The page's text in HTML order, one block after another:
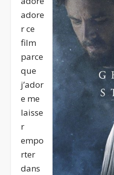
adore
r ce
film
parce
que
j’ador
e me
laisse
r
empo
rter
dans